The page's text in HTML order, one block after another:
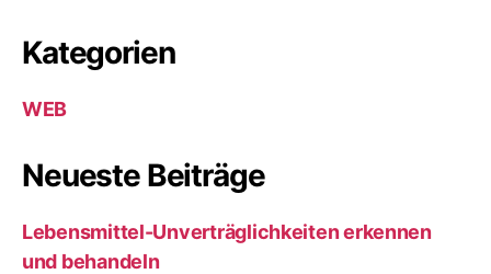
Kategorien
WEB
Neueste Beiträge
Lebensmittel-Unverträglichkeiten erkennen
und behandeln